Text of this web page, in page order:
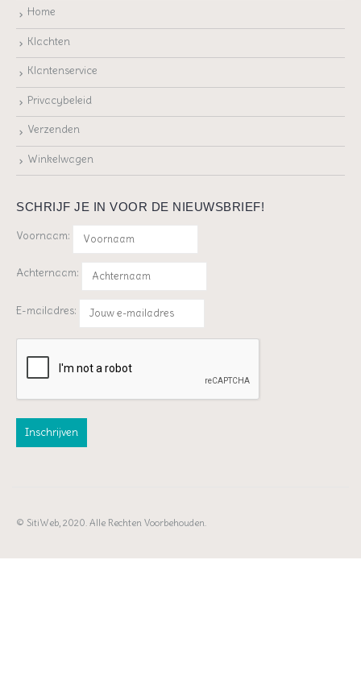
Home
Klachten
Klantenservice
Privacybeleid
Verzenden
Winkelwagen
SCHRIJF JE IN VOOR DE NIEUWSBRIEF!
Voornaam:
Achternaam:
E-mailadres:
© SitiWeb, 2020. Alle Rechten Voorbehouden.